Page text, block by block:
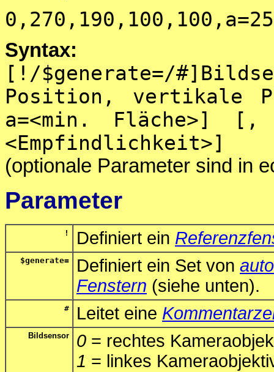
Syntax:
[!/$generate=/
Position, vertikale
a=<min. Fläche>] [,
<Empfindlichkeit>]
(optionale Parameter sind in
Parameter
! Definiert ein
$generate= Definiert ein Set von
Fenstern (siehe unten).
# Leitet eine
Bildsensor 0 = rechtes
1 = linkes